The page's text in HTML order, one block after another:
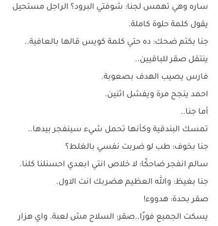
ساره وهي تهمس لجنا: شوفتي البرود؟ الراجل مستحيل
يقول كلمة حلوة كاملة.
جنا بكتم ضحك: ده حتي كلمة كويس قالها بالعافية..
ينتقل صقر للباقيين..
فارس يصيب الهدف بصعوبة.
احمد ينجح مرة ويفشل اثنين.
أما جنا..
تمسك البندقية وكأنها تحمل شيء سينفجر بيدها..
جنا بخوف: طب لو ضربت نفسي بالغلط؟
سالم انفجر ضاحكًا: لا خلاص انتي ابعدي احسنلنا كلنا.
جنا بغيظ: والله العظيم هضربك انت الاول.
صقر بحدة: هدووء!
يسكت الجميع فورًا..صقر: السلاح مش لعبة. واي هزار